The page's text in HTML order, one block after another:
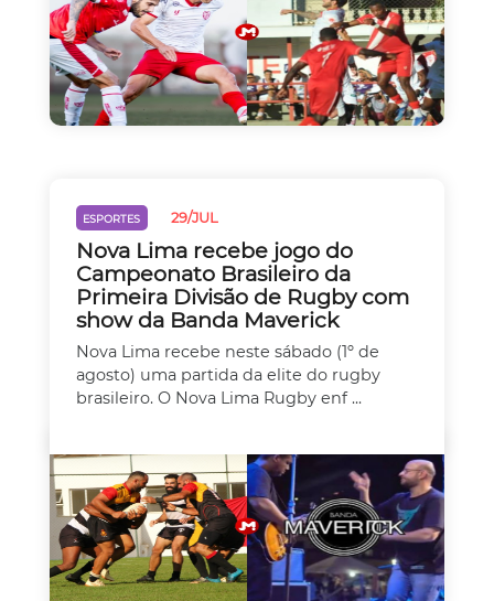
ESPORTES 29/JUL
Nova Lima recebe jogo do
Campeonato Brasileiro da
Primeira Divisão de Rugby com
show da Banda Maverick
Nova Lima recebe neste sábado (1º de
agosto) uma partida da elite do rugby
brasileiro. O Nova Lima Rugby enf ...